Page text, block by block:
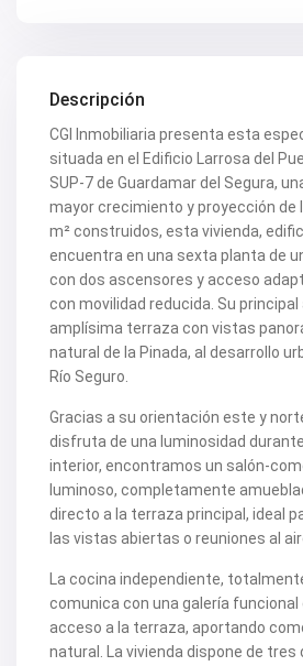
V2104
V2109
V2111
V2116
V2117
V2120
V2122
V2125
V2148
V2156
V2159
V2160
V2161
V2163
V2172
V2177
V2178
V2183
V2187
V2192
V2199
V2209
V2212
V2217
V2221
Descripción
CGI Inmobiliaria presenta esta
situada en el Edificio Larrosa del
SUP-7 de Guardamar del Segura,
mayor crecimiento y proyección de
m² construidos, esta vivienda,
encuentra en una sexta planta de
con dos ascensores y acceso
con movilidad reducida. Su
amplísima terraza con vistas
natural de la Pinada, al desarrollo
Río Seguro.
Gracias a su orientación este y
disfruta de una luminosidad
interior, encontramos un salón-
luminoso, completamente
directo a la terraza principal, ideal
las vistas abiertas o reuniones al
La cocina independiente,
comunica con una galería funcional
acceso a la terraza, aportando
natural. La vivienda dispone de